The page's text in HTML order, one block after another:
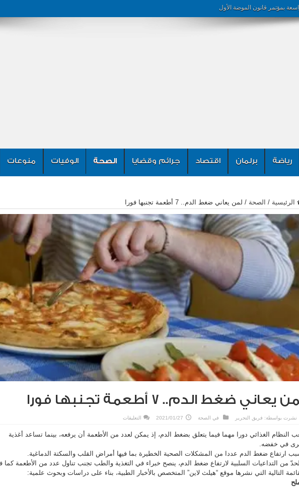
بمؤتمر قانون الموضة الأول
رياضة برلمان اقتصاد جرائم وقضايا الصحة الوفيات منوعات
الرئيسية / الصحة / لمن يعاني ضغط الدم.. 7 أطعمة تجنبها فورا
يعاني ضغط الدم.. 7 أطعمة تجنبها فورا
نشرت بواسطة: فريق التحرير في الصحة 2021/01/27 التعليقات
ضغط
الدم..
أطعمة
تجنبها
فورا
مغلقة
النظام الغذائي دورا مهما فيما يتعلق بضغط الدم، إذ يمكن لعدد من الأطعمة أن يرفعه، بينما تساعد أغذية
في خفضه.
ارتفاع ضغط الدم عددا من المشكلات الصحية الخطيرة بما فيها أمراض القلب والسكتة الدماغية.
من التداعيات السلبية لارتفاع ضغط الدم، ينصح خبراء في التغذية والطب تجنب تناول عدد من الأطعمة كما
التالية التي نشرها موقع “هيلث لاين” المتخصص بالأخبار الطبية، بناء على دراسات وبحوث علمية: